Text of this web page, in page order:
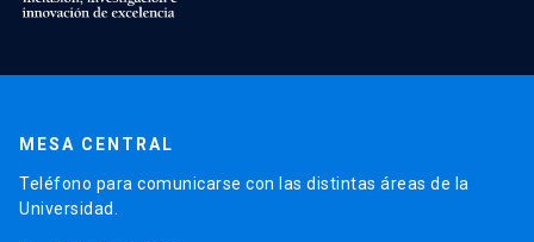
MESA CENTRAL
Teléfono para comunicarse con las distintas áreas de la
Universidad.